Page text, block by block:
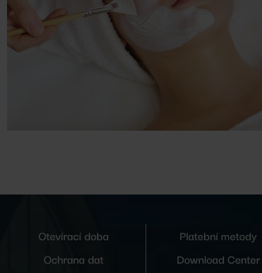
Otevírací doba
Ochrana dat
Platební metody
Download Center